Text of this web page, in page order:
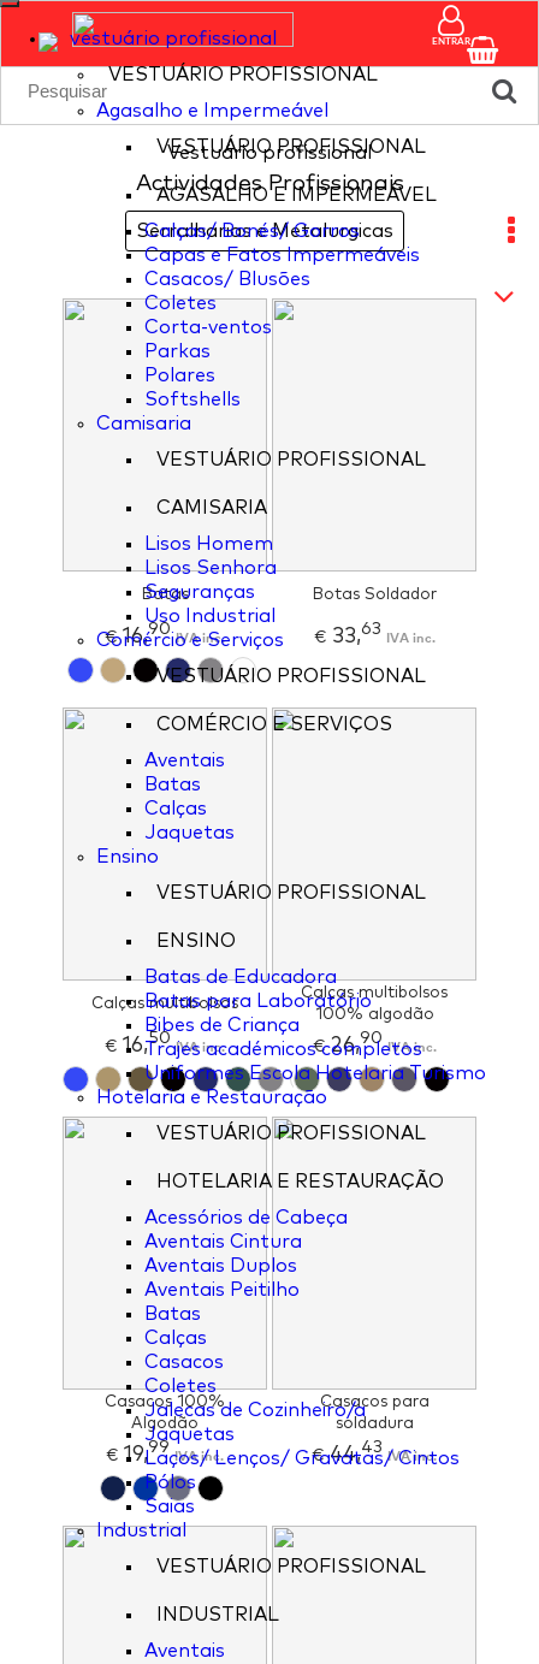
vestuário profissional
VESTUÁRIO PROFISSIONAL
Agasalho e Impermeável
VESTUÁRIO PROFISSIONAL
AGASALHO E IMPERMEÁVEL
Calças/ Bonés/ Gorros
Capas e Fatos Impermeáveis
Casacos/ Blusões
Coletes
Corta-ventos
Parkas
Polares
Softshells
Camisaria
VESTUÁRIO PROFISSIONAL
CAMISARIA
Lisos Homem
Lisos Senhora
Seguranças
Uso Industrial
Comércio e Serviços
VESTUÁRIO PROFISSIONAL
COMÉRCIO E SERVIÇOS
Aventais
Batas
Calças
Jaquetas
Ensino
VESTUÁRIO PROFISSIONAL
ENSINO
Batas de Educadora
Batas para Laboratório
Bibes de Criança
Trajes académicos completos
Uniformes Escola Hotelaria Turismo
Hotelaria e Restauração
VESTUÁRIO PROFISSIONAL
HOTELARIA E RESTAURAÇÃO
Acessórios de Cabeça
Aventais Cintura
Aventais Duplos
Aventais Peitilho
Batas
Calças
Casacos
Coletes
Jalecas de Cozinheiro/a
Jaquetas
Laços/ Lenços/ Gravatas/ Cintos
Pólos
Saias
Industrial
VESTUÁRIO PROFISSIONAL
INDUSTRIAL
Aventais
ENTRAR
Vestuário profissional
Actividades Profissionais
Serralharias e Metalurgicas
Batas
€16,90 IVA inc.
Botas Soldador
€33,63 IVA inc.
Calças multibolsos
€ 16,50 IVA inc.
Calças multibolsos
100% algodão
€26,90 IVA inc.
Casacos 100%
Algodão
€ 19,99 IVA inc.
Casacos para
soldadura
€44,43 IVA inc.